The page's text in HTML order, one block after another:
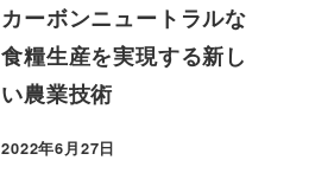
カーボンニュートラルな
食糧生産を実現する新し
い農業技術
2022年6月27日